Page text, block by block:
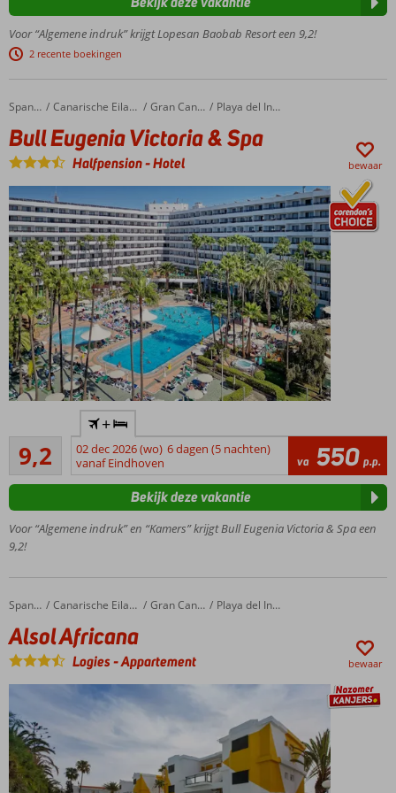
Meloneras
5 zwembaden en 2
kinderzwembaden
Halfpension
en
ook
mogelijk
Lopesan:
ultieme
vakantie
ervaring
Voor “Algemene indruk” krijgt Lopesan Baobab Resort een 9,2!
2 recente boekingen
Home Spanje Canarische Eilanden Gran Canaria Playa del Ingles
Bull Eugenia Victoria & Spa
Bull Eugenia Victoria & Spa
Halfpension-Hotel bewaar
Absolute
favoriet bij
Nederlandse
vakantiegangers!
In het
Playa
tot het
uitgebreide
wellnesscenter
Relax op
het
met
bubbelbad
Gratis
shuttleservice
9,2Uitstekend
21
beoordelingen
+
02 dec 2026 (wo) 6 dagen (5 nachten)
vanaf Eindhoven
va 550 p.p.
Voor “Algemene indruk” en “Kamers” krijgt Bull Eugenia Victoria & Spa een
9,2!
Bekijk deze vakantie
Home Spanje Canarische Eilanden Gran Canaria Playa del Ingles
Alsol Africana
Alsol Africana
Logies-Appartement bewaar